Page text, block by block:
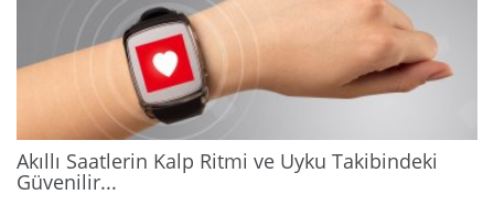
Akıllı Saatlerin Kalp Ritmi ve Uyku Takibindeki
Güvenilir...